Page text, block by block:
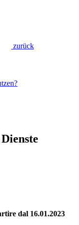
zurück
dal 16.01.2023